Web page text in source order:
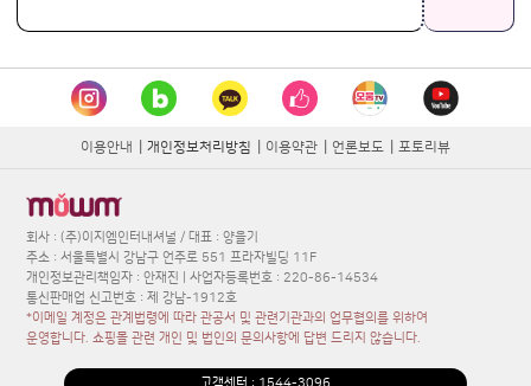
이용안내 개인정보처리방침 이용약관 언론보도 포토리뷰
회사 : (주)이지엠인터내셔널 / 대표 : 양을기
주소 : 서울특별시 강남구 언주로 551 프라자빌딩 11F
개인정보관리책임자 : 안재진 | 사업자등록번호 : 220-86-14534
통신판매업 신고번호 : 제 강남-1912호
*이메일 계정은 관계법령에 따라 관공서 및 관련기관과의 업무협의를 위하여
운영합니다. 쇼핑몰 관련 개인 및 법인의 문의사항에 답변 드리지 않습니다.